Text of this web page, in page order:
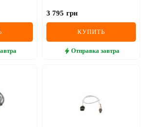
3 795 грн
КУПИТЬ
Отправка завтра